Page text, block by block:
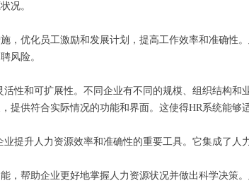
况。
，优化员工激励和发展计划，提高工作效率和准确性
风险。
性和可扩展性。不同企业有不同的规模、组织结构
提供符合实际情况的功能和界面。这使得HR系统能够
提升人力资源效率和准确性的重要工具。它集成了人
，帮助企业更好地掌握人力资源状况并做出科学决策